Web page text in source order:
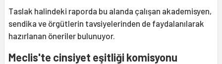
Taslak halindeki raporda bu alanda çalışan akademisyen,
sendika ve örgütlerin tavsiyelerinden de faydalanılarak
hazırlanan öneriler bulunuyor.
Meclis'te cinsiyet eşitliği komisyonu